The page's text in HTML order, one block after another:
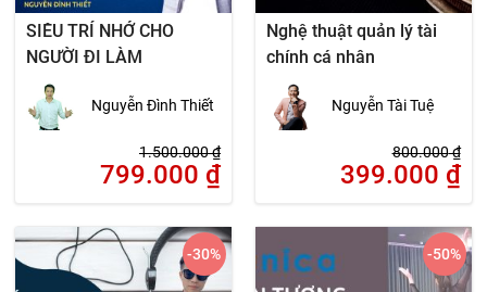
SIÊU TRÍ NHỚ CHO
NGƯỜI ĐI LÀM
Nguyễn Đình Thiết
1.500.000₫
799.000 ₫
Nghệ thuật quản lý tài
chính cá nhân
Nguyễn Tài Tuệ
800.000₫
399.000 ₫
-30% -50%